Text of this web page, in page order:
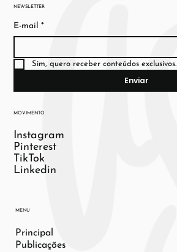
NEWSLETTER
E-mail *
Sim, quero receber conteúdos exclusivos.
Enviar
MOVIMENTO
Instagram
Pinterest
TikTok
Linkedin
MENU
Principal
Publicações